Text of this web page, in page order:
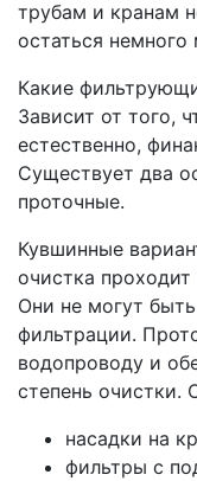
трубам и кранам
остаться немного
Какие
Зависит от того,
естественно,
Существует два
проточные.
Кувшинные
очистка
Они не могут
фильтрации.
водопроводу и
степень очистки.
насадки на
фильтры с